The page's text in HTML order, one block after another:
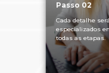
Passo 02
Cada detalhe
especializados
todas as etapas.